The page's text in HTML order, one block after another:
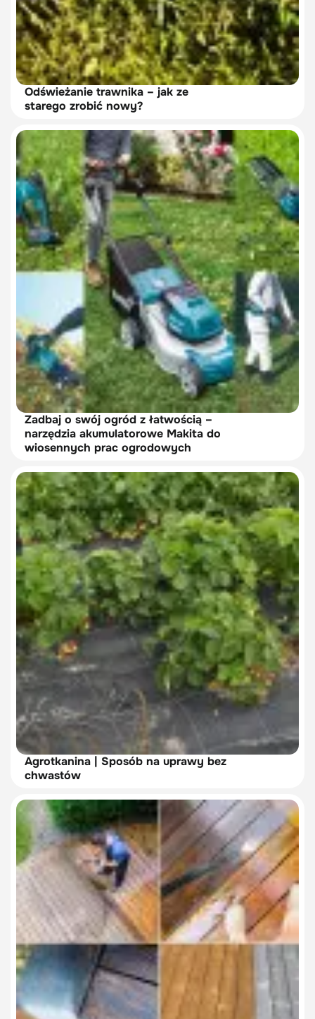
Odświeżanie trawnika – jak ze
starego zrobić nowy?
Zadbaj o swój ogród z łatwością –
narzędzia akumulatorowe Makita do
wiosennych prac ogrodowych
Agrotkanina | Sposób na uprawy bez
chwastów